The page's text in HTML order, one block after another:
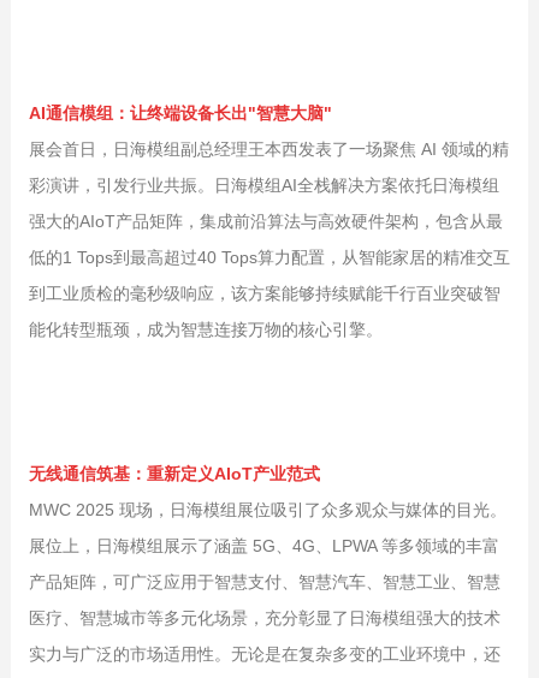
AI通信模组：让终端设备长出"智慧大脑"
展会首日，日海模组副总经理王本西发表了一场聚焦 AI 领域的精
彩演讲，引发行业共振。日海模组AI全栈解决方案依托日海模组
强大的AIoT产品矩阵，集成前沿算法与高效硬件架构，包含从最
低的1 Tops到最高超过40 Tops算力配置，从智能家居的精准交互
到工业质检的毫秒级响应，该方案能够持续赋能千行百业突破智
能化转型瓶颈，成为智慧连接万物的核心引擎。
无线通信筑基：重新定义AIoT产业范式
MWC 2025 现场，日海模组展位吸引了众多观众与媒体的目光。
展位上，日海模组展示了涵盖 5G、4G、LPWA 等多领域的丰富
产品矩阵，可广泛应用于智慧支付、智慧汽车、智慧工业、智慧
医疗、智慧城市等多元化场景，充分彰显了日海模组强大的技术
实力与广泛的市场适用性。无论是在复杂多变的工业环境中，还